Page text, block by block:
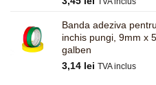
Banda adeziva
inchis pungi, 9mm x
galben
3,14 lei TVA inclus